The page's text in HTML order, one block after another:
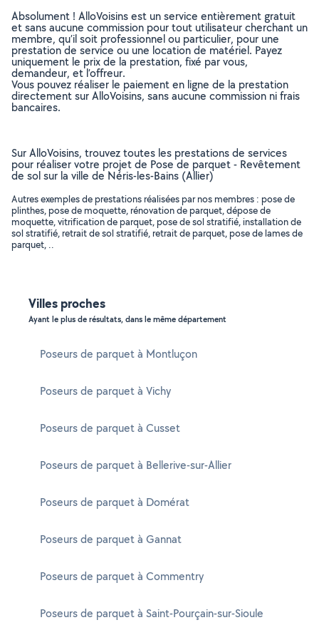
Absolument ! AlloVoisins est un service entièrement gratuit
et sans aucune commission pour tout utilisateur cherchant un
membre, qu’il soit professionnel ou particulier, pour une
prestation de service ou une location de matériel. Payez
uniquement le prix de la prestation, fixé par vous,
demandeur, et l’offreur.
Vous pouvez réaliser le paiement en ligne de la prestation
directement sur AlloVoisins, sans aucune commission ni frais
bancaires.
Sur AlloVoisins, trouvez toutes les prestations de services
pour réaliser votre projet de Pose de parquet - Revêtement
de sol sur la ville de Néris-les-Bains (Allier)
Autres exemples de prestations réalisées par nos membres : pose de
plinthes, pose de moquette, rénovation de parquet, dépose de
moquette, vitrification de parquet, pose de sol stratifié, installation de
sol stratifié, retrait de sol stratifié, retrait de parquet, pose de lames de
parquet, ..
Villes proches
Ayant le plus de résultats, dans le même département
Poseurs de parquet à Montluçon
Poseurs de parquet à Vichy
Poseurs de parquet à Cusset
Poseurs de parquet à Bellerive-sur-Allier
Poseurs de parquet à Domérat
Poseurs de parquet à Gannat
Poseurs de parquet à Commentry
Poseurs de parquet à Saint-Pourçain-sur-Sioule